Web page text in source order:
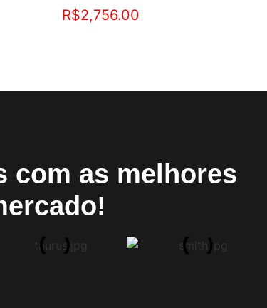
R$2,756.00
com as melhores